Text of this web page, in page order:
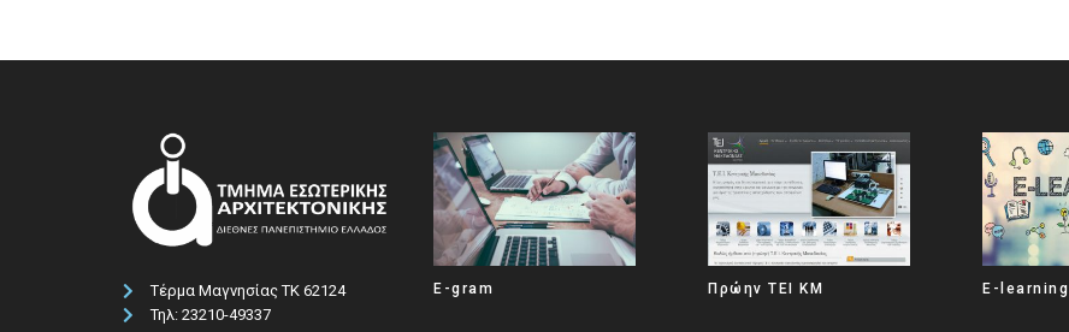
Τέρμα Μαγνησίας ΤΚ 62124
Τηλ: 23210-49337​
E-gram Πρώην ΤΕΙ ΚΜ E-learning